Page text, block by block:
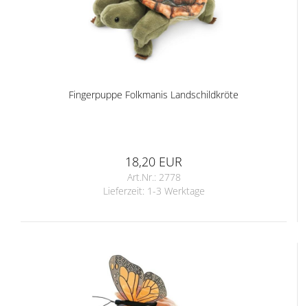
Fingerpuppe Folkmanis Landschildkröte
18,20 EUR
Art.Nr.: 2778
Lieferzeit: 1-3 Werktage